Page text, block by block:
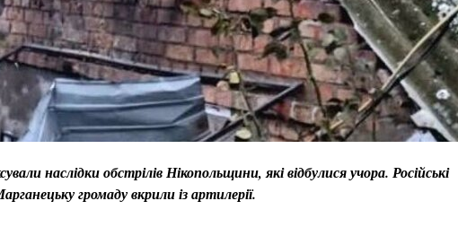
наслідки обстрілів Нікопольщини, які відбулися учора. Російські
громаду вкрили із артилерії.